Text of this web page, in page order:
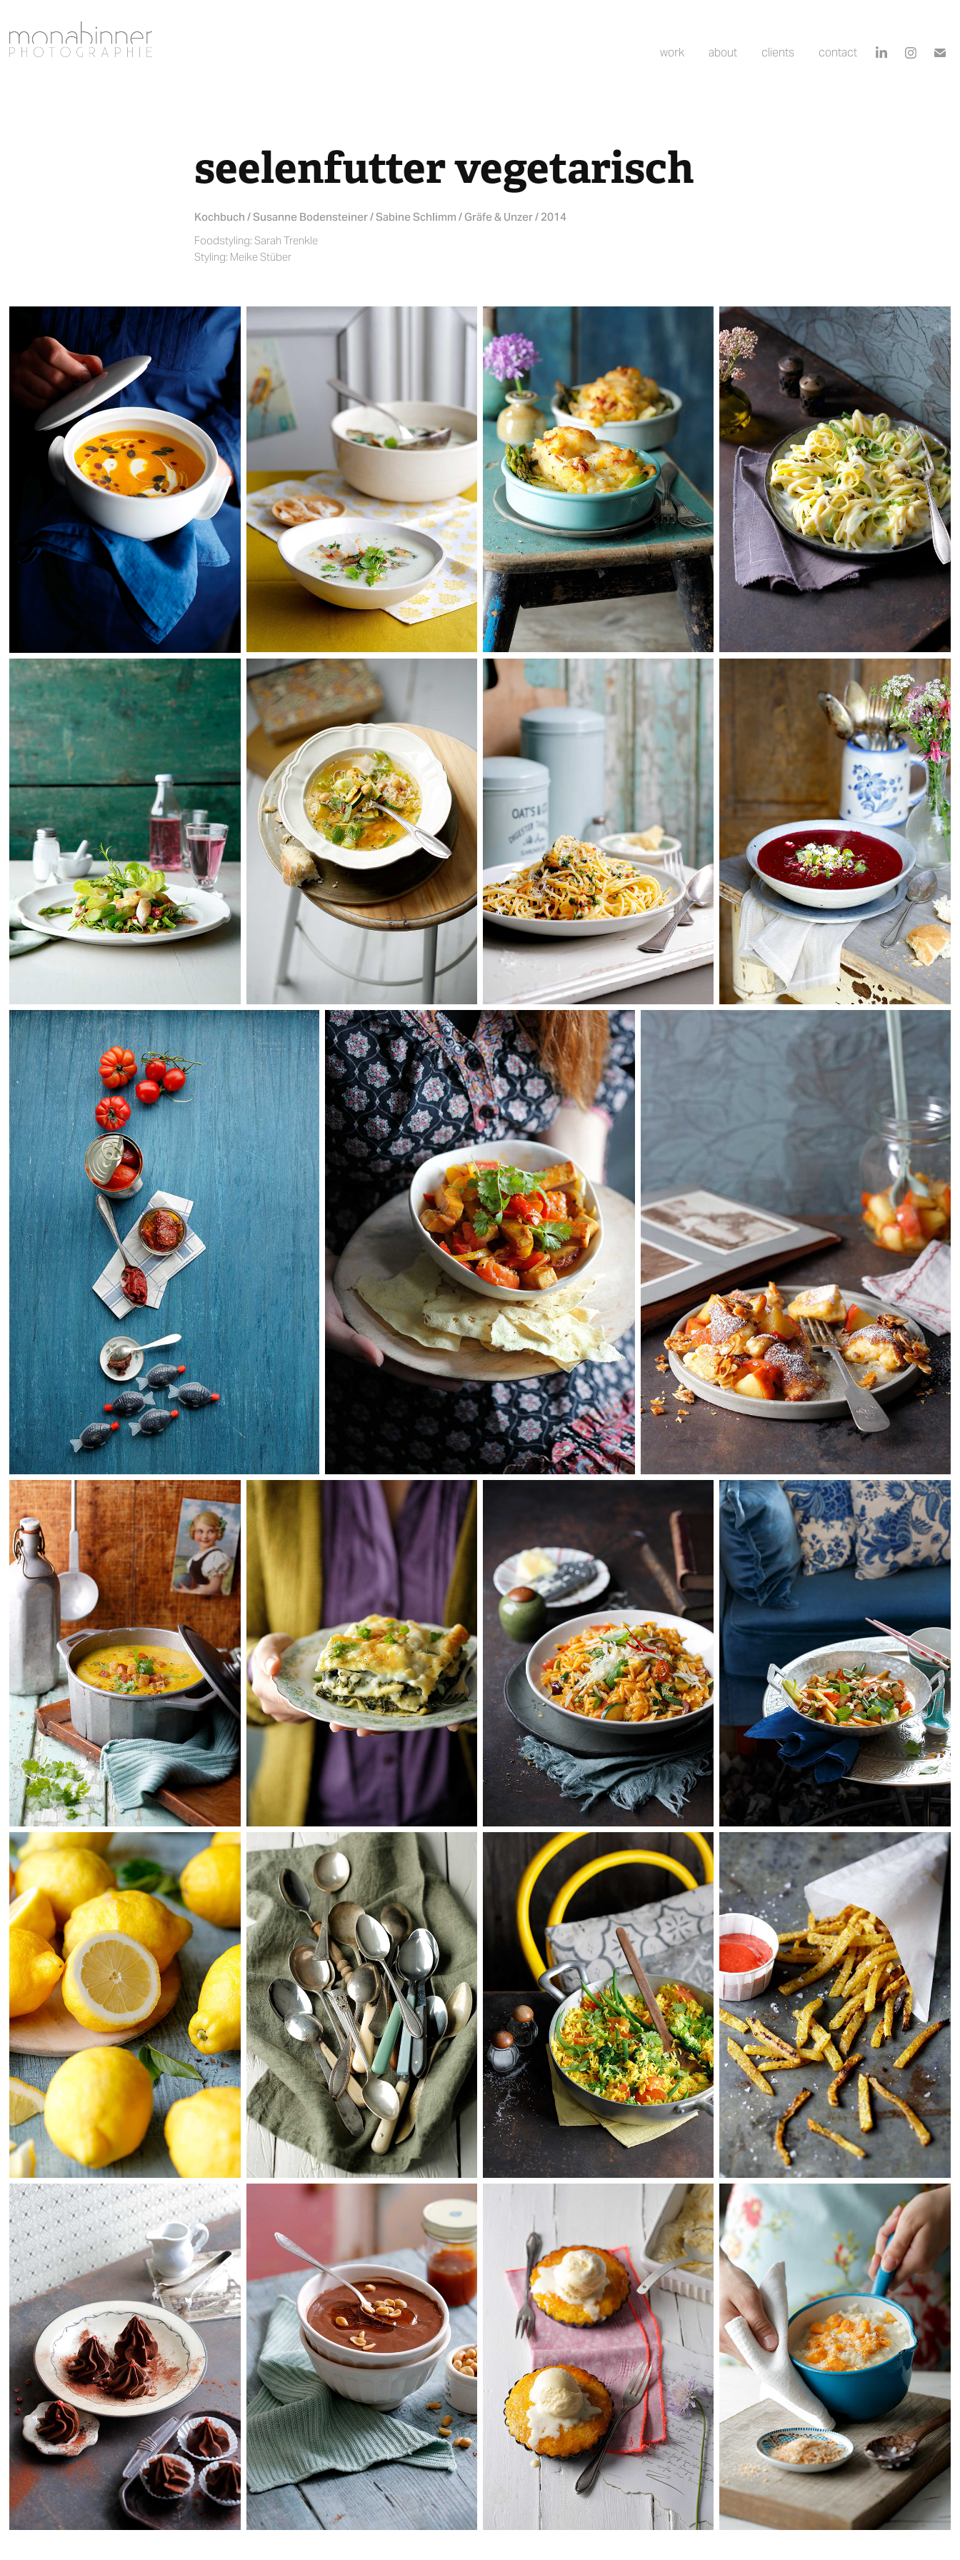
work about clients contact
seelenfutter vegetarisch
Kochbuch / Susanne Bodensteiner / Sabine Schlimm / Gräfe & Unzer / 2014
Foodstyling: Sarah Trenkle
Styling: Meike Stüber